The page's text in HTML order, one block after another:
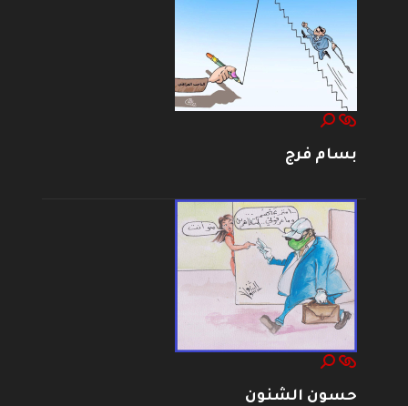
بسام فرج
حسون الشنون